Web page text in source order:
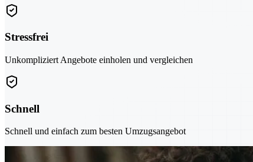
Stressfrei
Unkompliziert Angebote einholen und vergleichen
Schnell
Schnell und einfach zum besten Umzugsangebot